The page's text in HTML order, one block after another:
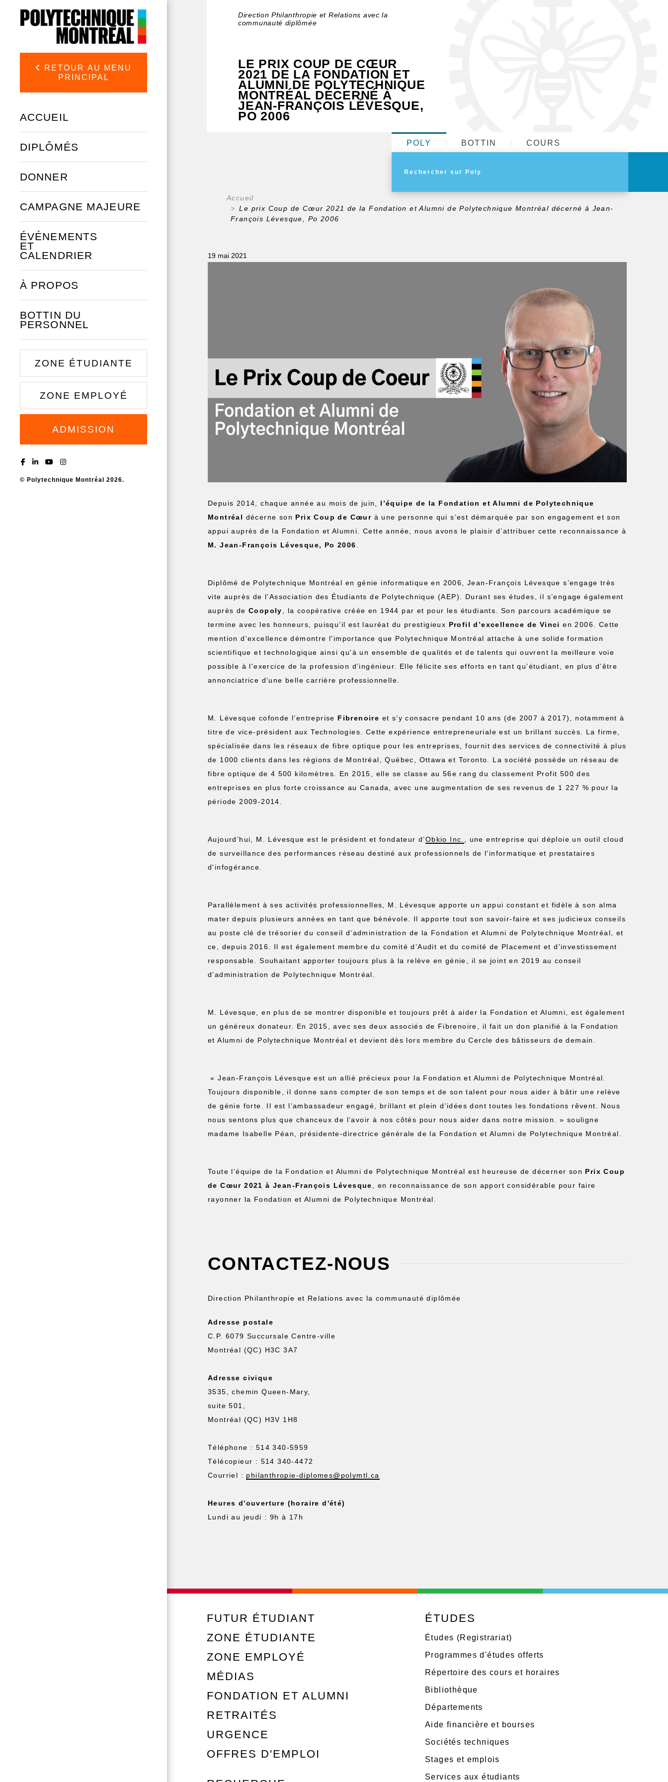
RETOUR AU MENU
PRINCIPAL
ACCUEIL
DIPLÔMÉS
DONNER
CAMPAGNE MAJEURE
ÉVÉNEMENTS
ET
CALENDRIER
À PROPOS
BOTTIN DU
PERSONNEL
ZONE ÉTUDIANTE
ZONE EMPLOYÉ
ADMISSION
© Polytechnique Montréal 2026.
Direction Philanthropie et Relations avec la
communauté diplômée
LE PRIX COUP DE CŒUR
2021 DE LA FONDATION ET
ALUMNI DE POLYTECHNIQUE
MONTRÉAL DÉCERNÉ À
JEAN-FRANÇOIS LÉVESQUE,
PO 2006
POLY BOTTIN COURS
Accueil
Le prix Coup de Cœur 2021 de la Fondation et Alumni de Polytechnique Montréal décerné à Jean-
François Lévesque, Po 2006
19 mai 2021
Depuis 2014, chaque année au mois de juin, l’équipe de la Fondation et Alumni de Polytechnique
Montréal décerne son Prix Coup de Cœur à une personne qui s’est démarquée par son engagement et son
appui auprès de la Fondation et Alumni. Cette année, nous avons le plaisir d’attribuer cette reconnaissance à
M. Jean-François Lévesque, Po 2006
Diplômé de Polytechnique Montréal en génie informatique en 2006, Jean-François Lévesque s’engage très
vite auprès de l’Association des Étudiants de Polytechnique (AEP). Durant ses études, il s’engage également
auprès deCoopoly
, la coopérative créée en 1944 par et pour les étudiants. Son parcours académique se
termine avec les honneurs, puisqu’il est lauréat du prestigieux Profil d’excellence de Vinci en 2006. Cette
mention d'excellence démontre l'importance que Polytechnique Montréal attache à une solide formation
scientifique et technologique ainsi qu'à un ensemble de qualités et de talents qui ouvrent la meilleure voie
possible à l'exercice de la profession d’ingénieur. Elle félicite ses efforts en tant qu’étudiant, en plus d’être
annonciatrice d’une belle carrière professionnelle.
M. Lévesque cofonde l’entreprise Fibrenoire et s’y consacre pendant 10 ans (de 2007 à 2017), notamment à
titre de vice-président aux Technologies. Cette expérience entrepreneuriale est un brillant succès. La firme,
spécialisée dans les réseaux de fibre optique pour les entreprises, fournit des services de connectivité à plus
de 1000 clients dans les régions de Montréal, Québec, Ottawa et Toronto. La société possède un réseau de
fibre optique de 4 500 kilomètres. En 2015, elle se classe au 56e rang du classement Profit 500 des
entreprises en plus forte croissance au Canada, avec une augmentation de ses revenus de 1 227 % pour la
période 2009-2014.
Aujourd’hui, M. Lévesque est le président et fondateur d’Obkio Inc.
, une entreprise qui déploie un outil cloud
de surveillance des performances réseau destiné aux professionnels de l'informatique et prestataires
d'infogérance.
Parallèlement à ses activités professionnelles, M. Lévesque apporte un appui constant et fidèle à son alma
mater depuis plusieurs années en tant que bénévole. Il apporte tout son savoir-faire et ses judicieux conseils
au poste clé de trésorier du conseil d’administration de la Fondation et Alumni de Polytechnique Montréal, et
ce, depuis 2016. Il est également membre du comité d’Audit et du comité de Placement et d'investissement
responsable. Souhaitant apporter toujours plus à la relève en génie, il se joint en 2019 au conseil
d’administration de Polytechnique Montréal.
M. Lévesque, en plus de se montrer disponible et toujours prêt à aider la Fondation et Alumni, est également
un généreux donateur. En 2015, avec ses deux associés de Fibrenoire, il fait un don planifié à la Fondation
et Alumni de Polytechnique Montréal et devient dès lors membre du Cercle des bâtisseurs de demain.
« Jean-François Lévesque est un allié précieux pour la Fondation et Alumni de Polytechnique Montréal.
Toujours disponible, il donne sans compter de son temps et de son talent pour nous aider à bâtir une relève
de génie forte. Il est l’ambassadeur engagé, brillant et plein d’idées dont toutes les fondations rêvent. Nous
nous sentons plus que chanceux de l’avoir à nos côtés pour nous aider dans notre mission. » souligne
madame Isabelle Péan, présidente-directrice générale de la Fondation et Alumni de Polytechnique Montréal.
Toute l’équipe de la Fondation et Alumni de Polytechnique Montréal est heureuse de décerner son Prix Coup
de Cœur 2021 à Jean-François Lévesque
, en reconnaissance de son apport considérable pour faire
rayonner la Fondation et Alumni de Polytechnique Montréal.
CONTACTEZ-NOUS
Direction Philanthropie et Relations avec la communauté diplômée
Adresse postale
C.P. 6079 Succursale Centre-ville
Montréal (QC) H3C 3A7
Adresse civique
3535, chemin Queen-Mary,
suite 501,
Montréal (QC) H3V 1H8
Téléphone : 514 340-5959
Télécopieur : 514 340-4472
Courriel : philanthropie-diplomes@polymtl.ca
Heures d'ouverture (horaire d'été)
Lundi au jeudi : 9h à 17h
FUTUR ÉTUDIANT
ZONE ÉTUDIANTE
ZONE EMPLOYÉ
MÉDIAS
FONDATION ET ALUMNI
RETRAITÉS
URGENCE
OFFRES D'EMPLOI
ÉTUDES
Études (Registrariat)
Programmes d'études offerts
Répertoire des cours et horaires
Bibliothèque
Départements
Aide financière et bourses
Sociétés techniques
Stages et emplois
Services aux étudiants